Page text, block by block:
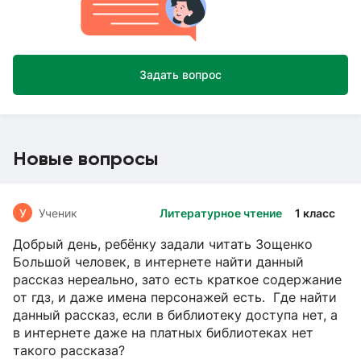
Задать вопрос
Новые вопросы
Литературное чтение 1 класс
У Ученик
Добрый день, ребёнку задали читать Зощенко
Большой человек, в интернете найти данный
рассказ нереально, зато есть краткое содержание
от гдз, и даже имена персонажей есть. Где найти
данный рассказ, если в библиотеку доступа нет, а
в интернете даже на платных библиотеках нет
такого рассказа?